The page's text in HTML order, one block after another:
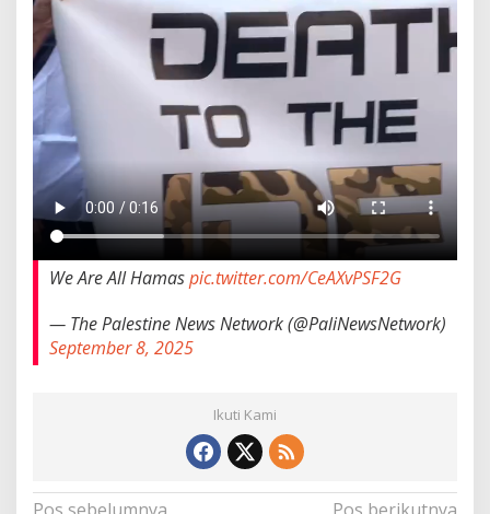
We Are All Hamaspic.twitter.com/CeAXvPSF2G
— The Palestine News Network (@PaliNewsNetwork)
September 8, 2025
Ikuti Kami